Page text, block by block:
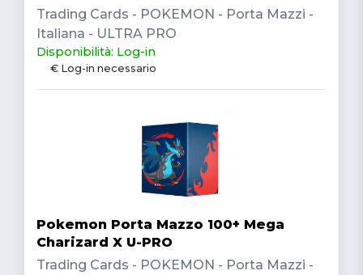
Trading Cards - POKEMON - Porta Mazzi -
Italiana - ULTRA PRO
Disponibilità: Log-in
€ Log-in necessario
Pokemon Porta Mazzo 100+ Mega
Charizard X U-PRO
Trading Cards - POKEMON - Porta Mazzi -